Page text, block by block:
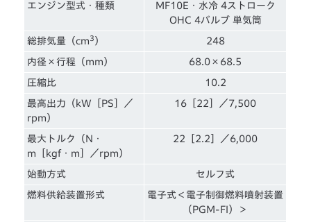
エンジン型式・種類
MF10E・水冷 4ストローク
OHC 4バルブ 単気筒
総排気量（cm 3 ） 248
内径×行程（mm） 68.0×68.5
圧縮比 10.2
最高出力（kW［PS］／
rpm）
16［22］／7,500
最大トルク（N・
m［kgf・m］／rpm）
22［2.2］／6,000
始動方式 セルフ式
燃料供給装置形式
電子式＜電子制御燃料噴射装置
（PGM-FI）＞